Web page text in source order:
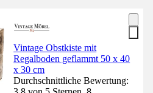
Vintage Obstkiste mit
Regalboden geflammt 50 x 40
x 30 cm
Durchschnittliche Bewertung: